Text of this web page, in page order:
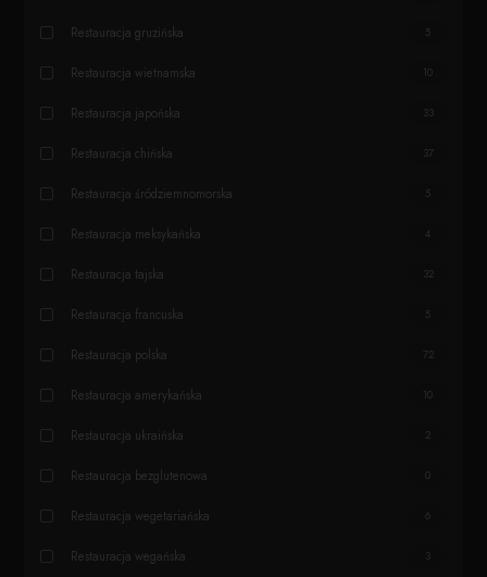
Restauracja gruzińska 5
Restauracja wietnamska 10
Restauracja japońska 33
Restauracja chińska 37
Restauracja śródziemnomorska 5
Restauracja meksykańska 4
Restauracja tajska 32
Restauracja francuska 5
Restauracja polska 72
Restauracja amerykańska 10
Restauracja ukraińska 2
Restauracja bezglutenowa 0
Restauracja wegetariańska 6
Restauracja wegańska 3